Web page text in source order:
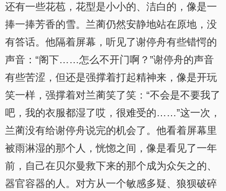
还有一些花苞，花型是小小的、洁白的，像是一
捧一捧芳香的雪。兰蔺仍然安静地站在原地，没
有答话。他隔着屏幕，听见了谢停舟有些错愕的
声音：“阁下……怎么不开门啊？”谢停舟的声音
有些苦涩，但还是强撑着打起精神来，像是开玩
笑一样，强撑着对兰蔺笑了笑：“不会是不要我了
吧，我的衣服都湿了哎，很难受的……”这一次，
兰蔺没有给谢停舟说完的机会了。他看着屏幕里
被雨淋湿的那个人，恍惚之间，像是看见了一年
前，自己在贝尔曼救下来的那个成为众矢之的、
器官容器的人。对方从一个敏感多疑、狼狈破碎